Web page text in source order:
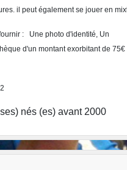
il peut également se jouer en
: Une photo d'identité, Un
d'un montant exorbitant de 75€
nés (es) avant 2000